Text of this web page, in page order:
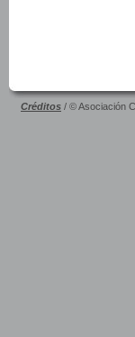
Créditos / © Asociación